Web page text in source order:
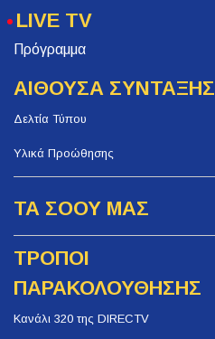
LIVE TV
Πρόγραμμα
ΑΙΘΟΥΣΑ ΣΥΝΤΑΞΗΣ
Δελτία Τύπου
Υλικά Προώθησης
ΤΑ ΣΟΟΥ ΜΑΣ
ΤΡΟΠΟΙ
ΠΑΡΑΚΟΛΟΥΘΗΣΗΣ
Κανάλι 320 της DIRECTV